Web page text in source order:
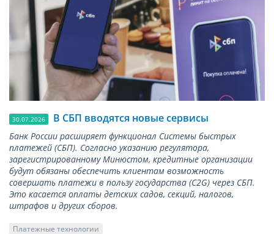
30.07.2026 В СБП вводятся новые сервисы
Банк России расширяет функционал Системы быстрых
платежей (СБП). Согласно указанию регулятора,
зарегистрированному Минюстом, кредитные организации
будут обязаны обеспечить клиентам возможность
совершать платежи в пользу государства (С2G) через СБП.
Это касается оплаты детских садов, секций, налогов,
штрафов и других сборов.
Платежные технологии